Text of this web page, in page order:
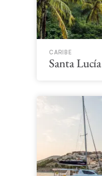
CARIBE
Santa Lucía